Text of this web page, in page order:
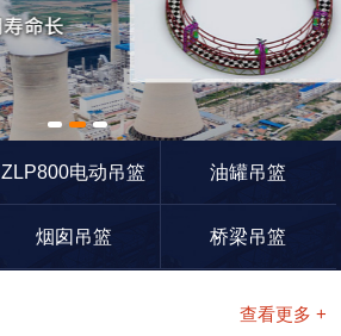
1 2
3
ZLP800电动吊篮 油罐吊篮
烟囱吊篮 桥梁吊篮
查看更多 +